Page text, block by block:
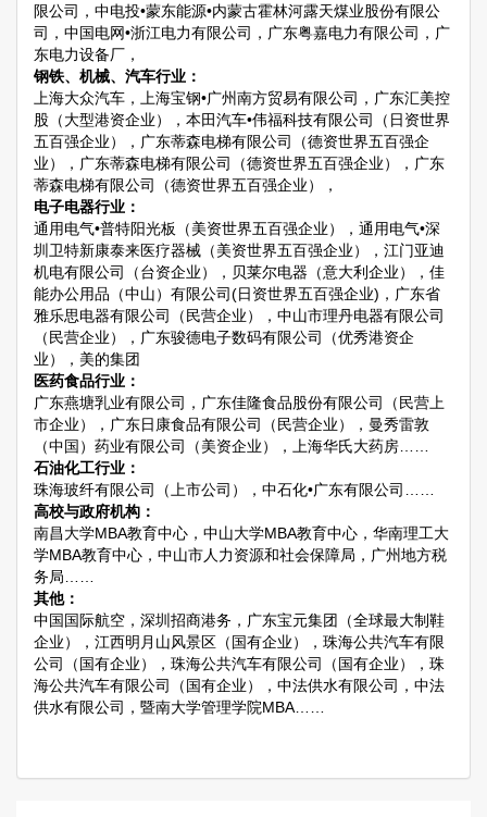
限公司，中电投•蒙东能源•内蒙古霍林河露天煤业股份有限公
司，中国电网•浙江电力有限公司，广东粤嘉电力有限公司，广
东电力设备厂，
钢铁、机械、汽车行业：
上海大众汽车，上海宝钢•广州南方贸易有限公司，广东汇美控
股（大型港资企业），本田汽车•伟福科技有限公司（日资世界
五百强企业），广东蒂森电梯有限公司（德资世界五百强企
业），广东蒂森电梯有限公司（德资世界五百强企业），广东
蒂森电梯有限公司（德资世界五百强企业），
电子电器行业：
通用电气•普特阳光板（美资世界五百强企业），通用电气•深
圳卫特新康泰来医疗器械（美资世界五百强企业），江门亚迪
机电有限公司（台资企业），贝莱尔电器（意大利企业），佳
能办公用品（中山）有限公司(日资世界五百强企业)，广东省
雅乐思电器有限公司（民营企业），中山市理丹电器有限公司
（民营企业），广东骏德电子数码有限公司（优秀港资企
业），美的集团
医药食品行业：
广东燕塘乳业有限公司，广东佳隆食品股份有限公司（民营上
市企业），广东日康食品有限公司（民营企业），曼秀雷敦
（中国）药业有限公司（美资企业），上海华氏大药房……
石油化工行业：
珠海玻纤有限公司（上市公司），中石化•广东有限公司……
高校与政府机构：
南昌大学MBA教育中心，中山大学MBA教育中心，华南理工大
学MBA教育中心，中山市人力资源和社会保障局，广州地方税
务局……
其他：
中国国际航空，深圳招商港务，广东宝元集团（全球最大制鞋
企业），江西明月山风景区（国有企业），珠海公共汽车有限
公司（国有企业），珠海公共汽车有限公司（国有企业），珠
海公共汽车有限公司（国有企业），中法供水有限公司，中法
供水有限公司，暨南大学管理学院MBA……